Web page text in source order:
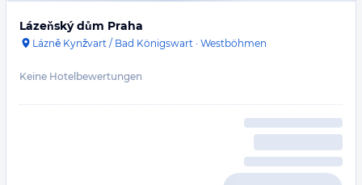
Lázeňský dům Praha
Lázně Kynžvart / Bad Königswart · Westböhmen
Keine Hotelbewertungen